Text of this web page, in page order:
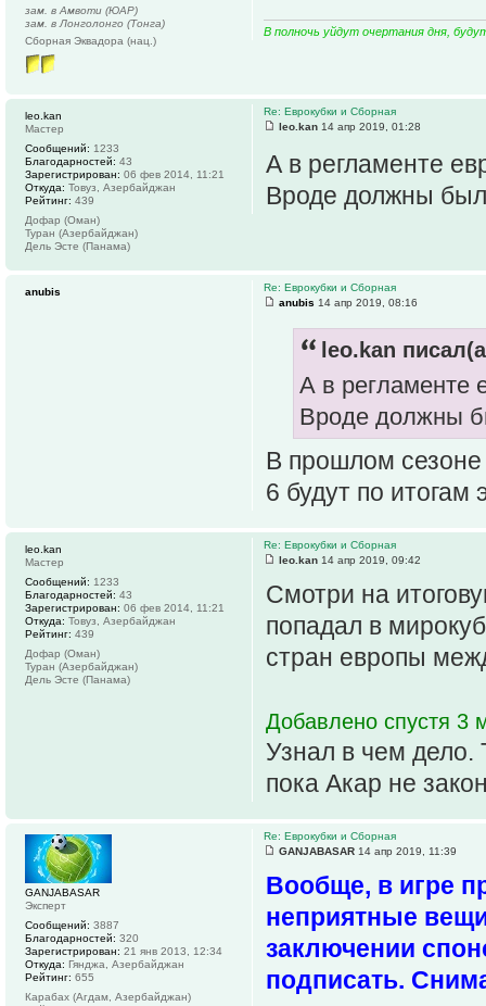
В полночь уйдут очертания дня,
зам. в Амвоти (ЮАР)
зам. в Лонголонго (Тонга)
Сборная Эквадора (нац.)
Re: Еврокубки и Сборная
leo.kan 14 апр 2019, 01:28
А в регламенте
Вроде должны
leo.kan
Мастер
Сообщений: 1233
Благодарностей: 43
Зарегистрирован: 06 фев 2014, 11:21
Откуда: Товуз, Азербайджан
Рейтинг: 439
Дофар (Оман)
Туран (Азербайджан)
Дель Эсте (Панама)
Re: Еврокубки и Сборная
anubis 14 апр 2019, 08:16
leo.kan
А в регламенте
Вроде должны
В прошлом
6 будут по итогам
anubis
Re: Еврокубки и Сборная
leo.kan 14 апр 2019, 09:42
Смотри на
попадал в
стран европы
Добавлено спустя 3
Узнал в чем дело.
пока Акар не
leo.kan
Мастер
Сообщений: 1233
Благодарностей: 43
Зарегистрирован: 06 фев 2014, 11:21
Откуда: Товуз, Азербайджан
Рейтинг: 439
Дофар (Оман)
Туран (Азербайджан)
Дель Эсте (Панама)
Re: Еврокубки и Сборная
GANJABASAR 14 апр 2019, 11:39
Вообще, в игре
неприятные
заключении
подписать.
GANJABASAR
Эксперт
Сообщений: 3887
Благодарностей: 320
Зарегистрирован: 21 янв 2013, 12:34
Откуда: Гянджа, Азербайджан
Рейтинг: 655
Карабах (Агдам, Азербайджан)